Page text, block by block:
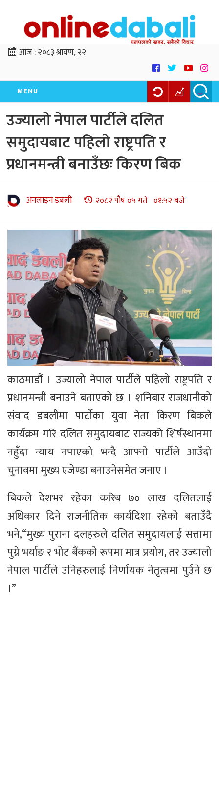
आज :२०८३ श्रावण, २२
MENU
उज्यालो नेपाल पार्टीले दलित
समुदायबाट पहिलो राष्ट्रपति र
प्रधानमन्त्री बनाउँछः किरण बिक
अनलाइन डबली २०८२ पौष ०५ गते ०१:५२ बजे
काठमाडौं । उज्यालो नेपाल पार्टीले पहिलो राष्ट्रपति र
प्रधानमन्त्री बनाउने बताएको छ । शनिबार राजधानीको
संवाद डबलीमा पार्टीका युवा नेता किरण बिकले
कार्यक्रम गरि दलित समुदायबाट राज्यको शिर्षस्थानमा
नहुँदा न्याय नपाएको भन्दै आफ्नो पार्टीले आउँदो
चुनावमा मुख्य एजेण्डा बनाउनेसमेत जनाए ।
बिकले देशभर रहेका करिब ७० लाख दलितलाई
अधिकार दिने राजनीतिक कार्यदिशा रहेको बताउँदै
भने,“मुख्य पुराना दलहरुले दलित समुदायलाई सत्तामा
पुग्ने भर्याङ र भोट बैंकको रूपमा मात्र प्रयोग, तर उज्यालो
नेपाल पार्टीले उनिहरुलाई निर्णायक नेतृत्वमा पुर्उने छ
।”